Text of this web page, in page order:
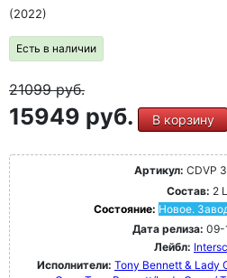
(2022)
Есть в наличии
21099руб.
15949 руб. В корзину
Артикул: CDVP
Состав: 2
Состояние: Новое.
Дата релиза: 09-
Лейбл:
Исполнители: Tony Bennett & Lady